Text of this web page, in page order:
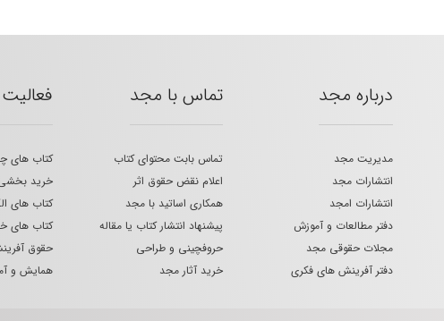
درباره مجد
مدیریت مجد
انتشارات مجد
انتشارات امجد
دفتر مطالعات و آموزش
مجلات حقوقی مجد
دفتر آفرینش های فکری
تماس با مجد
تماس بابت محتوای کتاب
اعلام نقض حقوق اثر
همکاری اساتید با مجد
پیشنهاد انتشار کتاب یا مقاله
حروفچینی و طراحی
خرید آثار مجد
کتاب های
خرید بخشی
کتاب های
کتاب های
حقوق
همایش و